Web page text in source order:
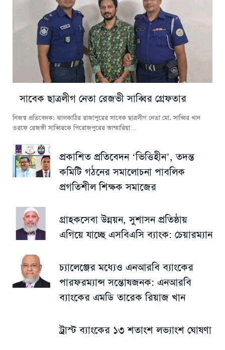
সাবেক ছাত্রলীগ নেতা রেজভী সাব্বির গ্রেফতার
নিজস্ব প্রতিবেদক: ঝালকাঠির রাজাপুরের সাবেক ছাত্রলীগ নেতা মো. সাব্বির খান
ওরফে রেজভী সাব্বিরকে পিরোজপুরের ভান্ডারিয়া…
প্রকাশিত প্রতিবেদন ‘ভিত্তিহীন’, তদন্ত
কমিটি গঠনের সমালোচনা পাবলিক
প্রগতিশীল শিক্ষক সমাজের
গ্রাহকসেবা উন্নয়ন, সুশাসন প্রতিষ্ঠায়
এগিয়ে যাচ্ছে এসবিএসি ব্যাংক: চেয়ারম্যান
চ্যালেঞ্জের মধ্যেও এনআরবি ব্যাংকের
পারফরম্যান্স সন্তোষজনক: এনআরবি
ব্যাংকের এমডি তারেক রিয়াজ খান
ট্রাস্ট ব্যাংকের ১৩ শতাংশ লভ্যাংশ ঘোষণা